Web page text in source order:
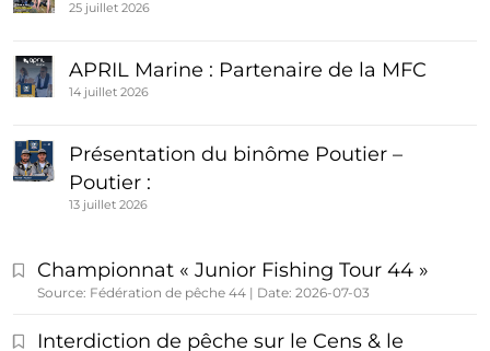
25 juillet 2026
APRIL Marine : Partenaire de la MFC
14 juillet 2026
Présentation du binôme Poutier –
Poutier :
13 juillet 2026
Championnat « Junior Fishing Tour 44 »
Source: Fédération de pêche 44 Date: 2026-07-03
Interdiction de pêche sur le Cens & le